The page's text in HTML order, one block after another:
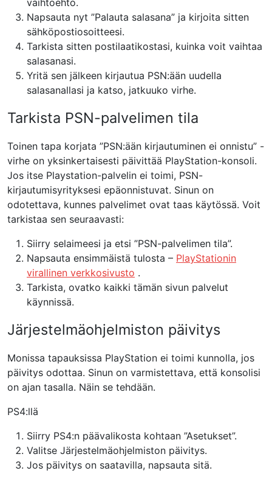
Napsauta nyt ”Palauta salasana” ja kirjoita sitten
sähköpostiosoitteesi.
Tarkista sitten postilaatikostasi, kuinka voit vaihtaa
salasanasi.
Yritä sen jälkeen kirjautua PSN:ään uudella
salasanallasi ja katso, jatkuuko virhe.
Tarkista PSN-palvelimen tila
Toinen tapa korjata ”PSN:ään kirjautuminen ei onnistu” -
virhe on yksinkertaisesti päivittää PlayStation-konsoli.
Jos itse Playstation-palvelin ei toimi, PSN-
kirjautumisyrityksesi epäonnistuvat. Sinun on
odotettava, kunnes palvelimet ovat taas käytössä. Voit
tarkistaa sen seuraavasti:
Siirry selaimeesi ja etsi ”PSN-palvelimen tila”.
Napsauta ensimmäistä tulosta – PlayStationin
virallinen verkkosivusto .
Tarkista, ovatko kaikki tämän sivun palvelut
käynnissä.
Järjestelmäohjelmiston päivitys
Monissa tapauksissa PlayStation ei toimi kunnolla, jos
päivitys odottaa. Sinun on varmistettava, että konsolisi
on ajan tasalla. Näin se tehdään.
PS4:llä
Siirry PS4:n päävalikosta kohtaan ”Asetukset”.
Valitse Järjestelmäohjelmiston päivitys.
Jos päivitys on saatavilla, napsauta sitä.